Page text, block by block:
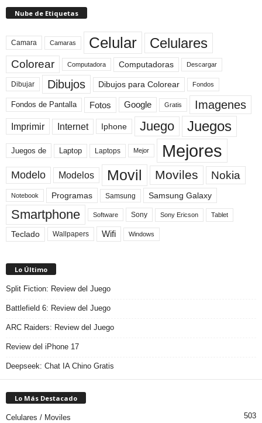
Nube de Etiquetas
Camara Camaras Celular Celulares
Colorear Computadora Computadoras Descargar
Dibujar Dibujos Dibujos para Colorear Fondos
Fondos de Pantalla Fotos Google Gratis Imagenes
Imprimir Internet Iphone Juego Juegos
Juegos de Laptop Laptops Mejor Mejores
Modelo Modelos Movil Moviles Nokia
Notebook Programas Samsung Samsung Galaxy
Smartphone Software Sony Sony Ericson Tablet
Teclado Wallpapers Wifi Windows
Lo Último
Split Fiction: Review del Juego
Battlefield 6: Review del Juego
ARC Raiders: Review del Juego
Review del iPhone 17
Deepseek: Chat IA Chino Gratis
Lo Más Destacado
Celulares / Moviles 503